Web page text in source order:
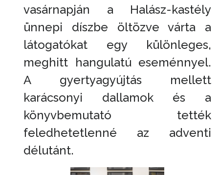
vasárnapján a Halász-kastély
ünnepi díszbe öltözve várta a
látogatókat egy különleges,
meghitt hangulatú eseménnyel.
A gyertyagyújtás mellett
karácsonyi dallamok és a
könyvbemutató tették
feledhetetlenné az adventi
délutánt.